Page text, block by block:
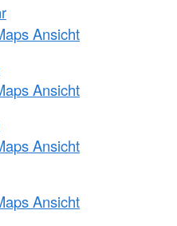
Ansicht
Ansicht
Ansicht
Ansicht